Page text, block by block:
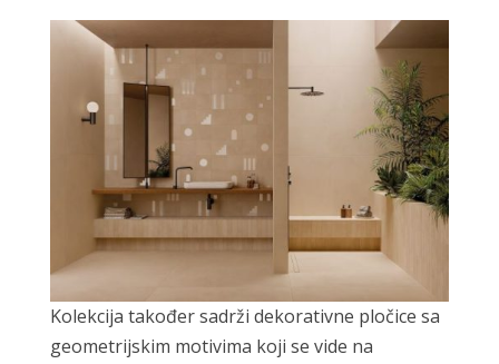
Kolekcija također sadrži dekorativne pločice sa
geometrijskim motivima koji se vide na